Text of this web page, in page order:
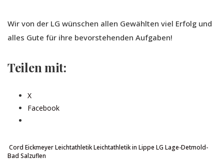
Wir von der LG wünschen allen Gewählten viel Erfolg und
alles Gute für ihre bevorstehenden Aufgaben!
Teilen mit:
X
Facebook
Cord EickmeyerLeichtathletikLeichtathletik in Lippe LG Lage-Detmold-
Bad Salzuflen